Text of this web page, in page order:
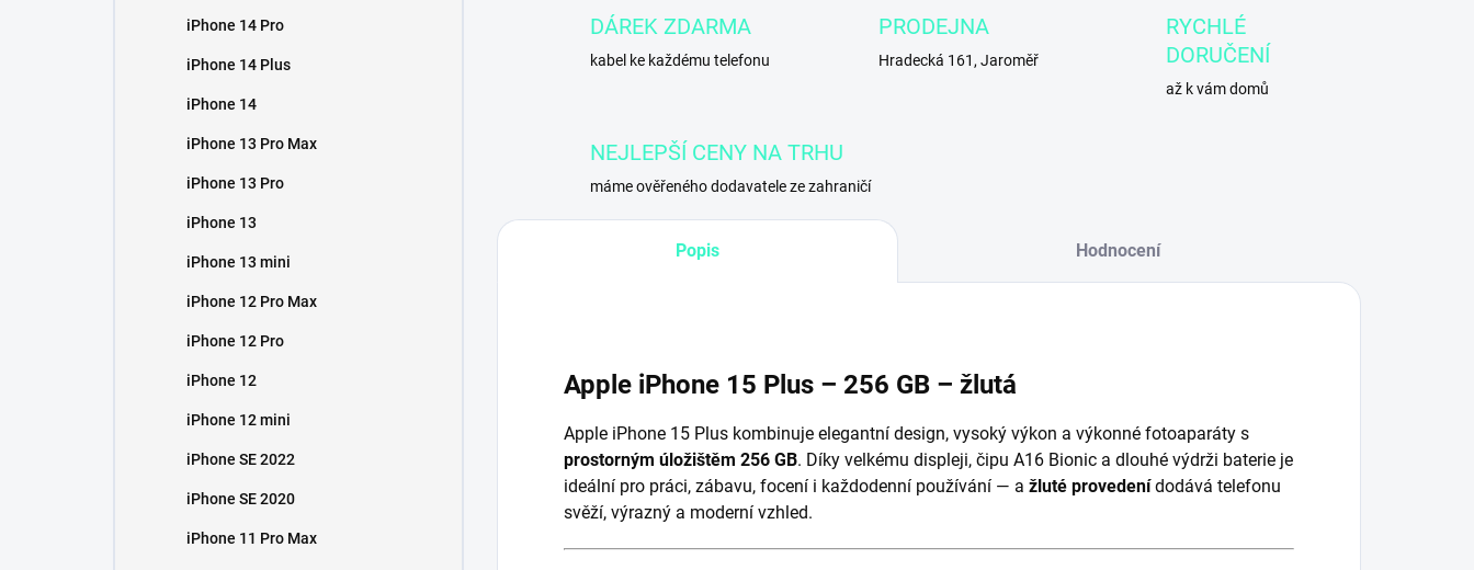
iPhone 14 Pro
iPhone 14 Plus
iPhone 14
iPhone 13 Pro Max
iPhone 13 Pro
iPhone 13
iPhone 13 mini
iPhone 12 Pro Max
iPhone 12 Pro
iPhone 12
iPhone 12 mini
iPhone SE 2022
iPhone SE 2020
iPhone 11 Pro Max
DÁREK ZDARMA
kabel ke každému telefonu
PRODEJNA
Hradecká 161, Jaroměř
RYCHLÉ
DORUČENÍ
až k vám domů
NEJLEPŠÍ CENY NA TRHU
máme ověřeného dodavatele ze zahraničí
Popis Hodnocení
Apple iPhone 15 Plus – 256 GB – žlutá
Apple iPhone 15 Plus kombinuje elegantní design, vysoký výkon a výkonné fotoaparáty s
prostorným úložištěm 256 GB. Díky velkému displeji, čipu A16 Bionic a dlouhé výdrži baterie je
ideální pro práci, zábavu, focení i každodenní používání — a žluté provedenídodává telefonu
svěží, výrazný a moderní vzhled.